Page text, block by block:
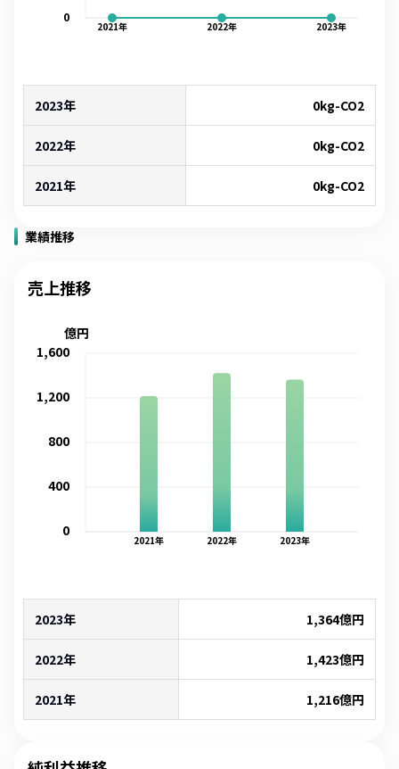
2021年 2022年 2023年
0
2023年 0kg-CO2
2022年 0kg-CO2
2021年 0kg-CO2
業績推移
売上推移
2021年 2022年 2023年
0
400
800
1,200
1,600
億円
2023年 1,364億円
2022年 1,423億円
2021年 1,216億円